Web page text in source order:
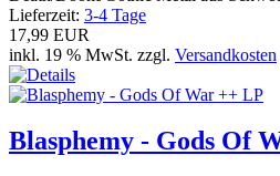
Lieferzeit: 3-4 Tage
17,99 EUR
inkl. 19 % MwSt. zzgl. Versandkosten
Blasphemy - Gods Of